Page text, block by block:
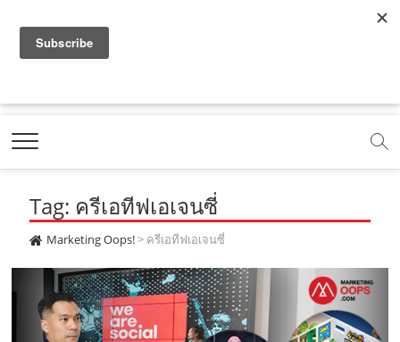
a
e
b
o
o
k
.
c
o
o
t
b
e
.
c
o
m
.
o
e
m
e
t
g
r
a
m
.
c
t
k
.
c
o
m
Marketing Oops!
DIGITAL | CREATIVE | ADVERTISING | CAMPAIGN |
Tag: ครีเอทีฟเอเจนซี่
Marketing Oops!> ครีเอทีฟเอเจนซี่